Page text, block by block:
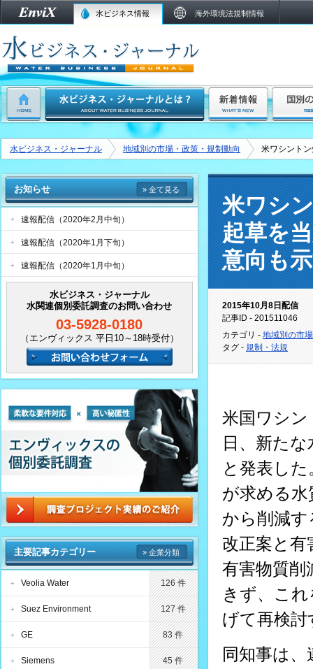
水ビジネス情報 海外環境法規制情報
水ビジネス・ジャーナル 地域別の市場・政策・規制動向 米ワシント
米ワシ
起草を
意向も
2015年10月8日配信
記事ID - 201511046
カテゴリ - 地域別の市
タグ - 規制・法規
米国ワシン
日、新た
と発表し
が求める水
から削減す
改正案と
有害物質削
きず、こ
げて再検
同知事は
お知らせ » 全て見る
速報配信（2020年2月中旬）
速報配信（2020年1月下旬）
速報配信（2020年1月中旬）
水ビジネス・ジャーナル
水関連個別委託調査のお問い合わせ
03-5928-0180
（エンヴィックス 平日10～18時受付）
主要記事カテゴリー » 企業分類
Veolia Water 126 件
Suez Environment 127 件
GE 83 件
Siemens 45 件